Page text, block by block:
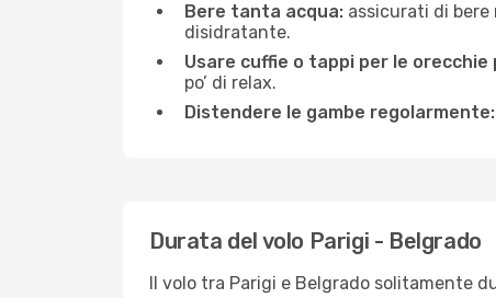
Bere tanta acqua: assicurati di
disidratante.
Usare cuffie o tappi per le orecchie
po’ di relax.
Distendere le gambe regolarmente:
Durata del volo Parigi - Belgrado
Il volo tra Parigi e Belgrado solitamente